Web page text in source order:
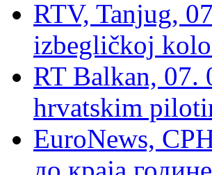
RTV, Tanjug,
izbegličkoj
RT Balkan, 07.
hrvatskim
EuroNews,